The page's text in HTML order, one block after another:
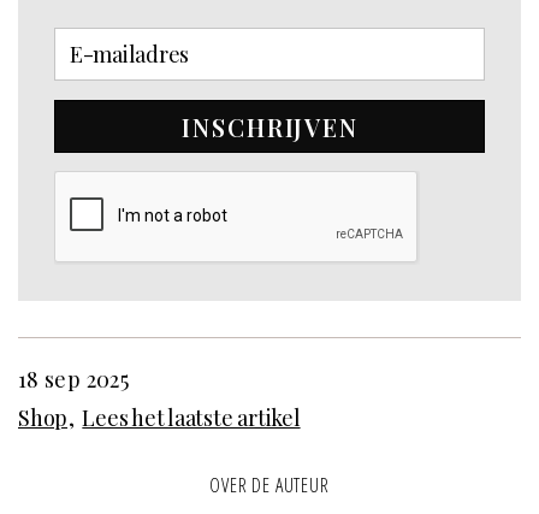
INSCHRIJVEN
18 sep 2025
Shop Lees het laatste artikel
OVER DE AUTEUR